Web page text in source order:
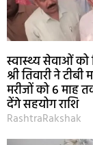
स्वास्थ्य सेवाओं
श्री तिवारी ने
मरीजों को 6 माह
देंगे सहयोग राशि
RashtraRakshak